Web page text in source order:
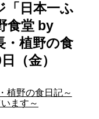
「日本一ふ
食堂 by
・植野の食
（金）
植野の食日記～
ます～